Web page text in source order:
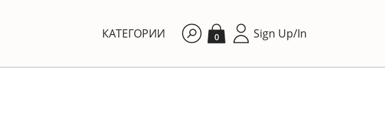
КАТЕГОРИИ 0 Sign Up/In